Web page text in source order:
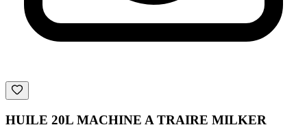
HUILE 20L MACHINE A TRAIRE MILKER